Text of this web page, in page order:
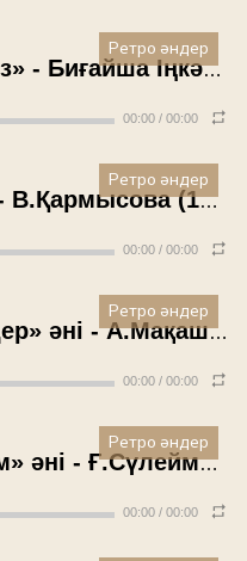
«Маржан қыз» - Биғайша Іңкәрбекова (1979 жыл)
00:00 / 00:00
Ретро әндер
«Күткенде» - В.Қармысова (1979 жыл)
00:00 / 00:00
Ретро әндер
«Келер күндер» әні - А.Мақашев (1979 жыл)
00:00 / 00:00
Ретро әндер
«Жан сәулем» әні - Ғ.Сүлейменов (1979 жыл)
00:00 / 00:00
Ретро әндер